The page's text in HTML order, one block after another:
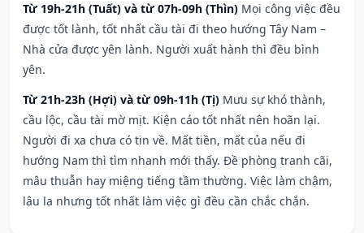
Từ 19h-21h (Tuất) và từ 07h-09h (Thìn) Mọi công việc đều
được tốt lành, tốt nhất cầu tài đi theo hướng Tây Nam –
Nhà cửa được yên lành. Người xuất hành thì đều bình
yên.
Từ 21h-23h (Hợi) và từ 09h-11h (Tị) Mưu sự khó thành,
cầu lộc, cầu tài mờ mịt. Kiện cáo tốt nhất nên hoãn lại.
Người đi xa chưa có tin về. Mất tiền, mất của nếu đi
hướng Nam thì tìm nhanh mới thấy. Đề phòng tranh cãi,
mâu thuẫn hay miệng tiếng tầm thường. Việc làm chậm,
lâu la nhưng tốt nhất làm việc gì đều cần chắc chắn.